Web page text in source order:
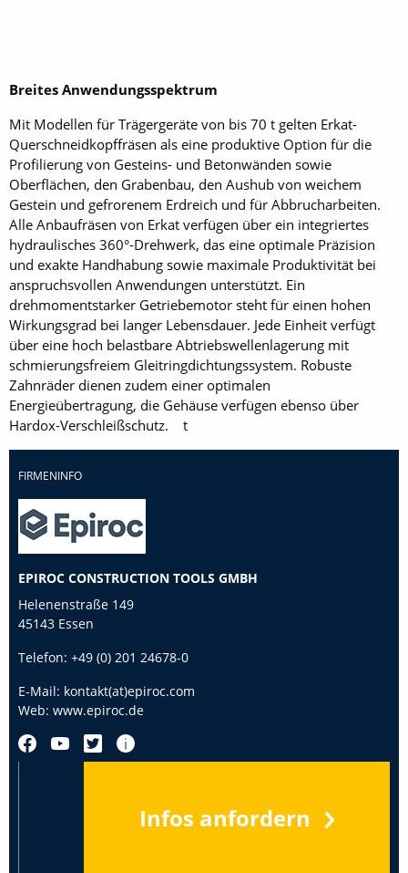
Breites Anwendungsspektrum
Mit Modellen für Trägergeräte von bis 70 t gelten Erkat-
Querschneidkopffräsen als eine produktive Option für die
Profilierung von Gesteins- und Betonwänden sowie
Oberflächen, den Grabenbau, den Aushub von weichem
Gestein und gefrorenem Erdreich und für Abbrucharbeiten.
Alle Anbaufräsen von Erkat verfügen über ein integriertes
hydraulisches 360°-Drehwerk, das eine optimale Präzision
und exakte Handhabung sowie maximale Produktivität bei
anspruchsvollen Anwendungen unterstützt. Ein
drehmomentstarker Getriebemotor steht für einen hohen
Wirkungsgrad bei langer Lebensdauer. Jede Einheit verfügt
über eine hoch belastbare Abtriebswellenlagerung mit
schmierungsfreiem Gleitringdichtungssystem. Robuste
Zahnräder dienen zudem einer optimalen
Energieübertragung, die Gehäuse verfügen ebenso über
Hardox-Verschleißschutz. t
FIRMENINFO
EPIROC CONSTRUCTION TOOLS GMBH
Helenenstraße 149
45143 Essen
Telefon: +49 (0) 201 24678-0
E-Mail: kontakt(at)epiroc.com
Web: www.epiroc.de
Infos anfordern